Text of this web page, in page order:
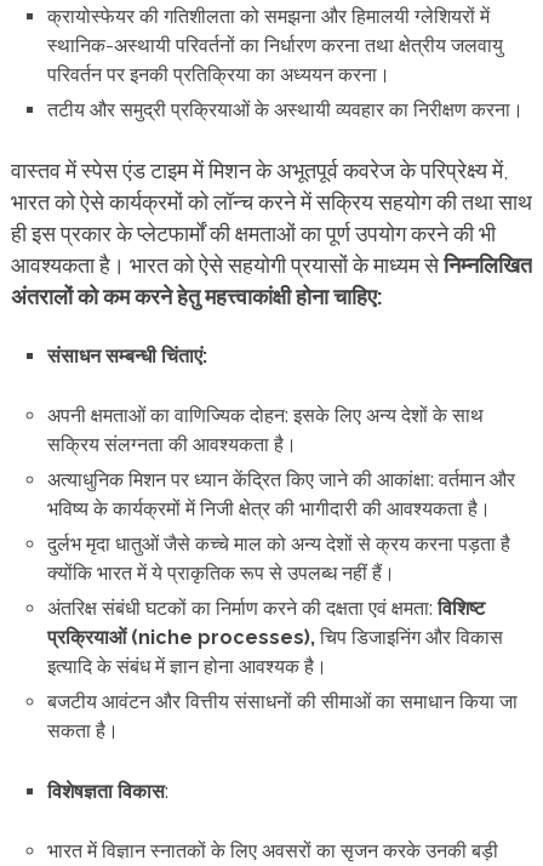
क्रायोस्फेयर की गतिशीलता को समझना और हिमालयी ग्लेशियरों में
स्थानिक-अस्थायी परिवर्तनों का निर्धारण करना तथा क्षेत्रीय जलवायु
परिवर्तन पर इनकी प्रतिक्रिया का अध्ययन करना।
तटीय और समुद्री प्रक्रियाओं के अस्थायी व्यवहार का निरीक्षण करना।
वास्तव में स्पेस एंड टाइम में मिशन के अभूतपूर्व कवरेज के परिप्रेक्ष्य में,
भारत को ऐसे कार्यक्रमों को लॉन्च करने में सक्रिय सहयोग की तथा साथ
ही इस प्रकार के प्लेटफार्मों की क्षमताओं का पूर्ण उपयोग करने की भी
आवश्यकता है। भारत को ऐसे सहयोगी प्रयासों के माध्यम सेनिम्नलिखित
अंतरालों को कम करने हेतु महत्त्वाकांक्षी होना चाहिए:
संसाधन सम्बन्धी चिंताएं:
अपनी क्षमताओं का वाणिज्यिक दोहन: इसके लिए अन्य देशों के साथ
सक्रिय संलग्नता की आवश्यकता है।
अत्याधुनिक मिशन पर ध्यान केंद्रित किए जाने की आकांक्षा: वर्तमान और
भविष्य के कार्यक्रमों में निजी क्षेत्र कीभागीदारी की आवश्यकता है।
दुर्लभ मृदा धातुओं जैसे कच्चे माल को अन्य देशों से क्रय करना पड़ता है
क्योंकि भारत में ये प्राकृतिक रूप से उपलब्ध नहीं हैं।
अंतरिक्ष संबंधी घटकों का निर्माण करने की दक्षता एवं क्षमता:विशिष्ट
प्रक्रियाओं (niche processes),चिप डिजाइनिंग और विकास
इत्यादि के संबंध में ज्ञान होना आवश्यक है।
बजटीय आवंटन और वित्तीय संसाधनों की सीमाओं का समाधान किया जा
सकता है।
विशेषज्ञता विकास:
भारत में विज्ञान स्नातकों के लिए अवसरों का सृजन करके उनकी बड़ी